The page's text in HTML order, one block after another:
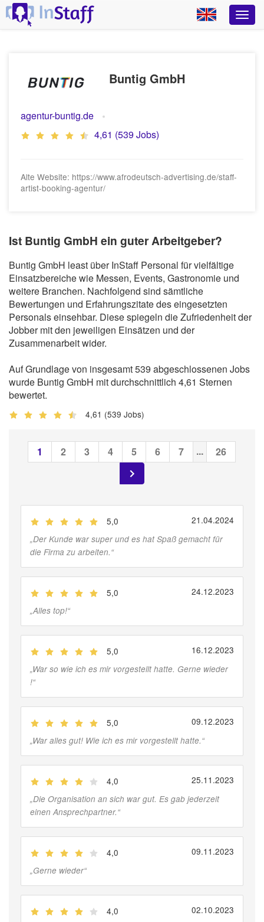
Buntig GmbH
agentur-buntig.de
4,61 (539 Jobs)
Alte Website: https://www.afrodeutsch-advertising.de/staff-
artist-booking-agentur/
Ist Buntig GmbH ein guter Arbeitgeber?
Buntig GmbH least über InStaff Personal für vielfältige
Einsatzbereiche wie Messen, Events, Gastronomie und
weitere Branchen. Nachfolgend sind sämtliche
Bewertungen und Erfahrungszitate des eingesetzten
Personals einsehbar. Diese spiegeln die Zufriedenheit der
Jobber mit den jeweiligen Einsätzen und der
Zusammenarbeit wider.
Auf Grundlage von insgesamt 539 abgeschlossenen Jobs
wurde Buntig GmbH mit durchschnittlich 4,61 Sternen
bewertet.
4,61 (539 Jobs)
1 2 3 4 5 6 7 ... 26
5,0 21.04.2024
„Der Kunde war super und es hat Spaß gemacht für
die Firma zu arbeiten.“
5,0 24.12.2023
„Alles top!“
5,0 16.12.2023
„War so wie ich es mir vorgestellt hatte. Gerne wieder
!“
5,0 09.12.2023
„War alles gut! Wie ich es mir vorgestellt hatte.“
4,0 25.11.2023
„Die Organisation an sich war gut. Es gab jederzeit
einen Ansprechpartner.“
4,0 09.11.2023
„Gerne wieder“
4,0 02.10.2023